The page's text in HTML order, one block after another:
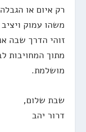
רק איום או
משהו עמוק
זוהי הדרך שבה
מתוך המחויבות
מושלמת.
שבת שלום,
דרור יהב